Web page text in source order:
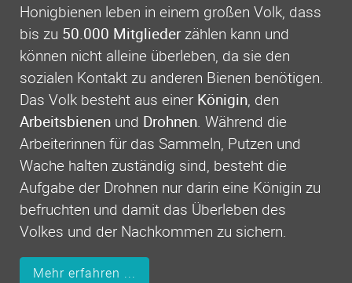
Honigbienen leben in einem großen Volk, dass
bis zu 50.000 Mitgliederzählen kann und
können nicht alleine überleben, da sie den
sozialen Kontakt zu anderen Bienen benötigen.
Das Volk besteht aus einer Königin, den
Arbeitsbienen und Drohnen. Während die
Arbeiterinnen für das Sammeln, Putzen und
Wache halten zuständig sind, besteht die
Aufgabe der Drohnen nur darin eine Königin zu
befruchten und damit das Überleben des
Volkes und der Nachkommen zu sichern.
Mehr erfahren ...